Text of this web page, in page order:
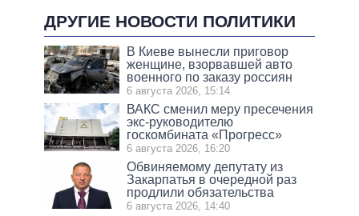
ДРУГИЕ НОВОСТИ ПОЛИТИКИ
В Киеве вынесли приговор
женщине, взорвавшей авто
военного по заказу россиян
6 августа 2026, 15:14
ВАКС сменил меру пресечения
экс-руководителю
госкомбината «Прогресс»
6 августа 2026, 16:20
Обвиняемому депутату из
Закарпатья в очередной раз
продлили обязательства
6 августа 2026, 14:40